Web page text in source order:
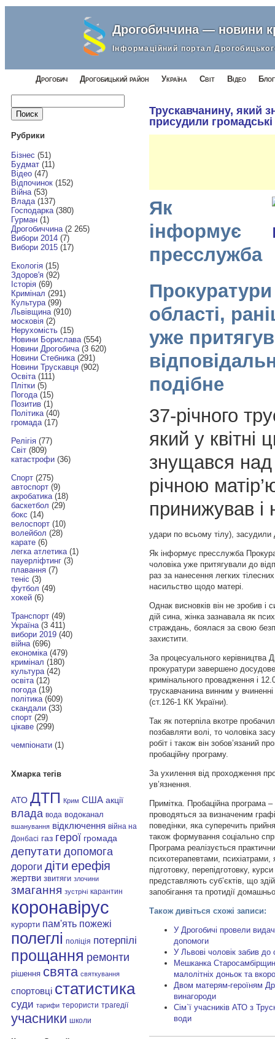
Дрогобиччина — новини
Інформаційний портал
Дрогобич Дрогобицький район Україна Світ Відео
Найти:
Рубрики
Бізнес (51)
Будмат(11)
Відео(47)
Відпочинок(152)
Війна(53)
Влада(137)
Господарка(380)
Гурман(1)
Дрогобиччина(2 265)
Вибори 2014(7)
Вибори 2015(17)
Екологія(15)
Здоров'я(92)
Історія(69)
Кримінал (291)
Культура(99)
Львівщина(910)
московія(2)
Нерухомість(15)
Новини Борислава(554)
Новини Дрогобича(3 620)
Новини Стебника(291)
Новини Трускавця(902)
Освіта(111)
Плітки(5)
Погода(15)
Позитив(1)
Політика(40)
громада(17)
Релігія(77)
Світ(809)
катастрофи(36)
Спорт(275)
автоспорт(9)
акробатика(18)
баскетбол (29)
бокс (14)
велоспорт(10)
волейбол (28)
карате(6)
легка атлетика(1)
пауерліфтинг(3)
плавання(7)
теніс (3)
футбол (49)
хокей(6)
Транспорт(49)
Україна(3 411)
вибори 2019(40)
війна(696)
економіка(479)
кримінал (180)
культура(42)
освіта(12)
погода(19)
політика(609)
скандали(33)
спорт(29)
цікаве(299)
чемпіонати(1)
Хмарка тегів
АТО ДТП Крим США акції
влада вода водоканал
вшанування відключення війна на
Донбасі газ герої громада
депутати допомога
дороги діти ерефія
жертви звитяги злочини
змагання зустрічі карантин
коронавірус
курорти пам'ять пожежі
полеглі поліція потерпілі
прощання ремонти
рішення свята святкування
спортовці статистика
суди тарифи терористи трагедії
учасники школи
Трускавчанину, який
присудили
Як
інформує
пресслужба
Прокуратури
області,
уже
подібне
37-річного
який у квітні
знущався
річною
принижував і
удари по всьому тілу), засудили
Як інформує пресслужба
чоловіка уже притягували до
раз за нанесення легких
насильство щодо матері.
Однак висновків він не зробив і
дій сина, жінка зазнавала як
страждань, боялася за свою
захистити.
За процесуального керівництва
прокуратури завершено
кримінального провадження і
трускавчанина винним у
(ст.126-1 КК України).
Так як потерпіла вкотре
позбавляти волі, то чоловіка
робіт і також він зобов’язаний
пробаційну програму.
За ухилення від проходження
ув’язнення.
Примітка. Пробаційна програма
проводяться за визначеним
поведінки, яка суперечить
також формування соціально
Програма реалізується
психотерапевтами, психіатрами,
підготовку, перепідготовку,
представляють суб’єктів, що
запобігання та протидії
Також дивіться схожі записи:
У Дрогобичі провели
допомоги
У Львові чоловік забив
Мешканка
малолітніх доньок та
Двом матерям-героїням
винагороди
Сім`ї учасників АТО з
води